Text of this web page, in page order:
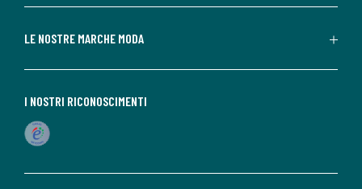
LE NOSTRE MARCHE MODA
I NOSTRI RICONOSCIMENTI